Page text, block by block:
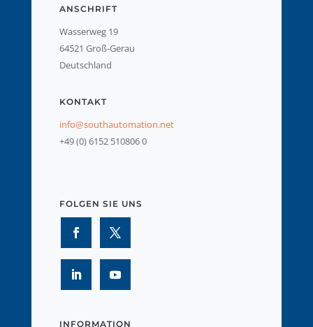
ANSCHRIFT
Wasserweg 19
64521 Groß-Gerau
Deutschland
KONTAKT
info@southautomation.net
+49 (0) 6152 510806 0
FOLGEN SIE UNS
INFORMATION